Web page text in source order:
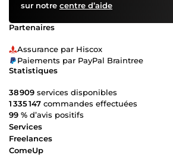
sur notre centre d’aide
Partenaires
Assurance par Hiscox
Paiements par PayPal Braintree
Statistiques
38 909 services disponibles
1 335 147 commandes effectuées
99 % d’avis positifs
Services
Freelances
ComeUp